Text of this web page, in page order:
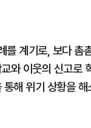
계기로, 보다 촘
와 이웃의 신고로
해 위기 상황을